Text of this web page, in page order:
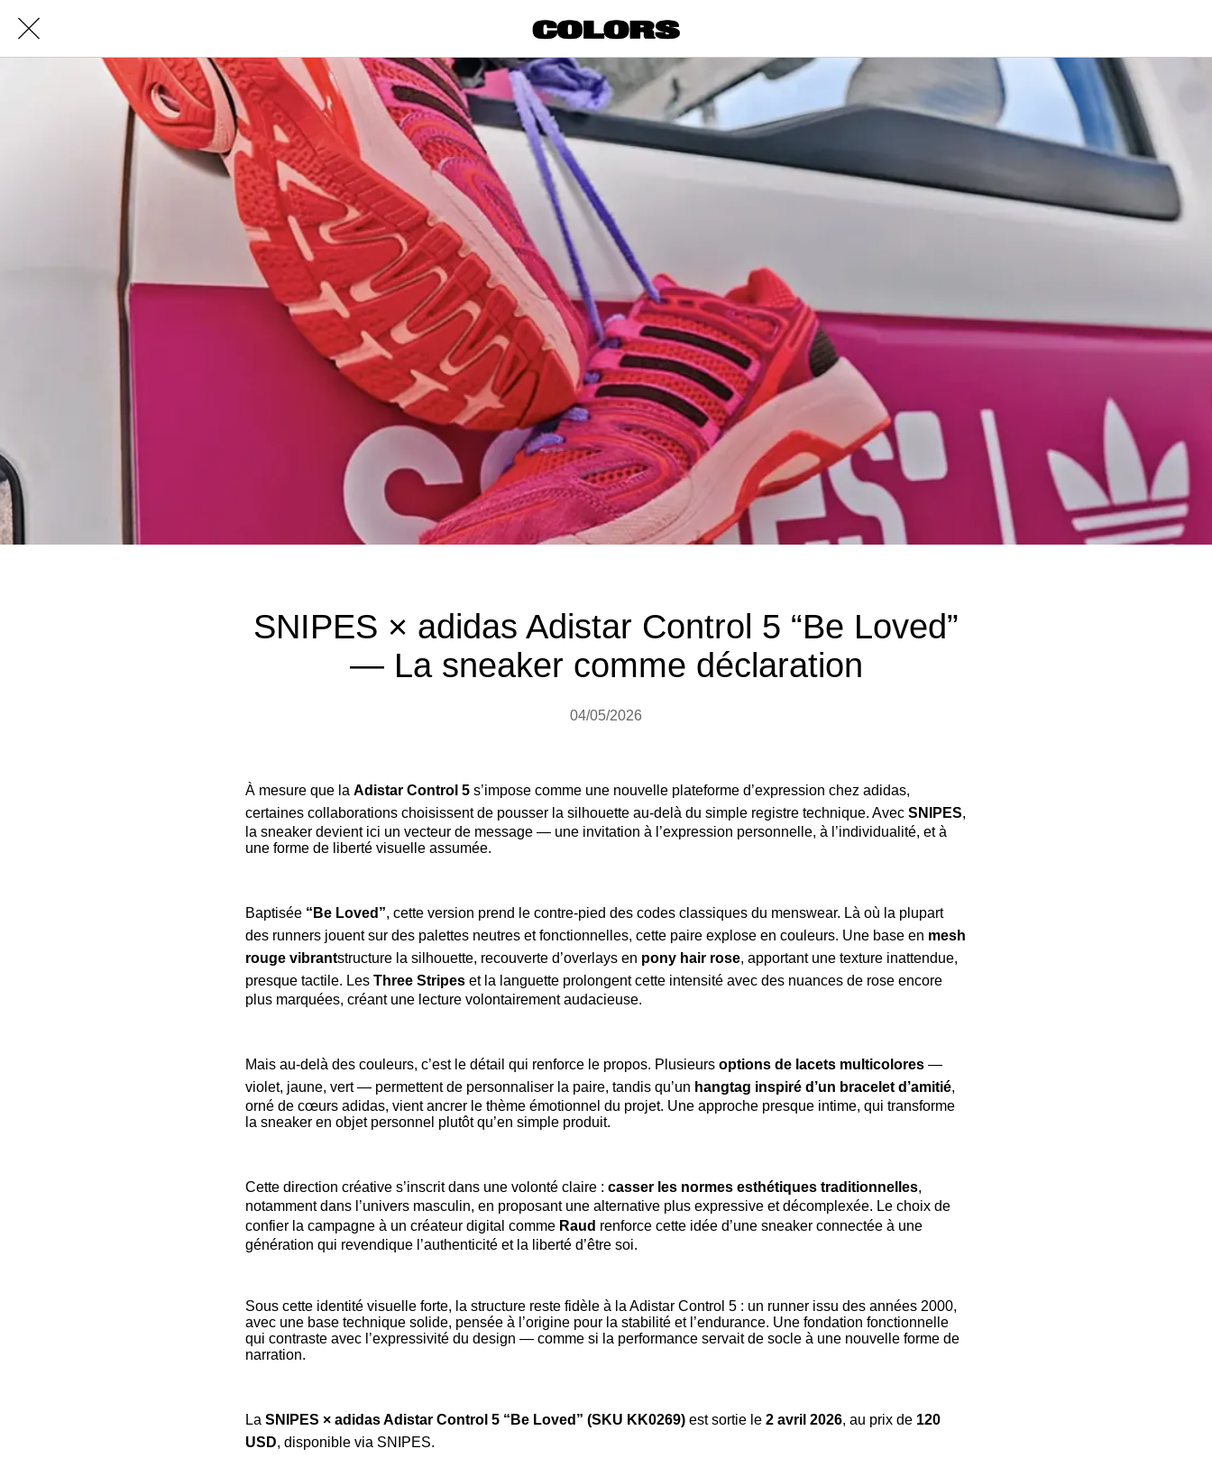
SNIPES × adidas Adistar Control 5 “Be Loved”
— La sneaker comme déclaration
04/05/2026
À mesure que la Adistar Control 5 s’impose comme une nouvelle plateforme d’expression chez adidas,
certaines collaborations choisissent de pousser la silhouette au-delà du simple registre technique. Avec SNIPES,
la sneaker devient ici un vecteur de message — une invitation à l’expression personnelle, à l’individualité, et à
une forme de liberté visuelle assumée.
Baptisée “Be Loved”, cette version prend le contre-pied des codes classiques du menswear. Là où la plupart
des runners jouent sur des palettes neutres et fonctionnelles, cette paire explose en couleurs. Une base en mesh
rouge vibrantstructure la silhouette, recouverte d’overlays en pony hair rose, apportant une texture inattendue,
presque tactile. Les Three Stripes et la languette prolongent cette intensité avec des nuances de rose encore
plus marquées, créant une lecture volontairement audacieuse.
Mais au-delà des couleurs, c’est le détail qui renforce le propos. Plusieurs options de lacets multicolores —
violet, jaune, vert — permettent de personnaliser la paire, tandis qu’un hangtag inspiré d’un bracelet d’amitié,
orné de cœurs adidas, vient ancrer le thème émotionnel du projet. Une approche presque intime, qui transforme
la sneaker en objet personnel plutôt qu’en simple produit.
Cette direction créative s’inscrit dans une volonté claire : casser les normes esthétiques traditionnelles,
notamment dans l’univers masculin, en proposant une alternative plus expressive et décomplexée. Le choix de
confier la campagne à un créateur digital comme Raud renforce cette idée d’une sneaker connectée à une
génération qui revendique l’authenticité et la liberté d’être soi.
Sous cette identité visuelle forte, la structure reste fidèle à la Adistar Control 5 : un runner issu des années 2000,
avec une base technique solide, pensée à l’origine pour la stabilité et l’endurance. Une fondation fonctionnelle
qui contraste avec l’expressivité du design — comme si la performance servait de socle à une nouvelle forme de
narration.
La SNIPES × adidas Adistar Control 5 “Be Loved” (SKU KK0269) est sortie le 2 avril 2026, au prix de 120
USD, disponible via SNIPES.